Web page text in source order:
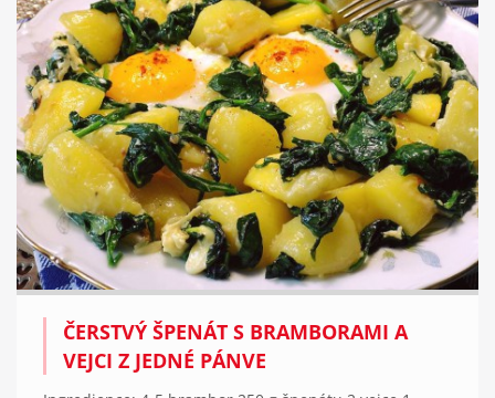
ČERSTVÝ ŠPENÁT S BRAMBORAMI A
VEJCI Z JEDNÉ PÁNVE